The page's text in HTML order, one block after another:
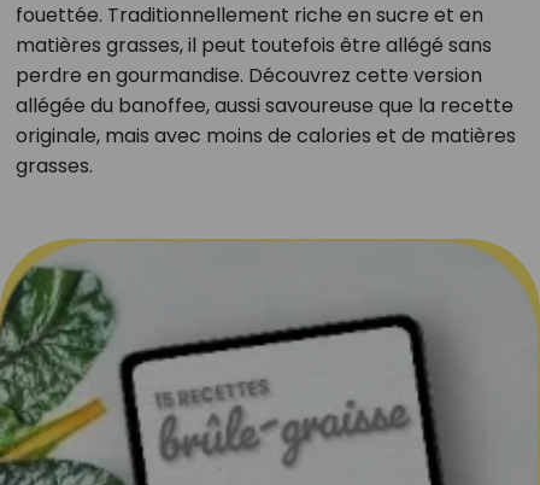
fouettée. Traditionnellement riche en sucre et en
matières grasses, il peut toutefois être allégé sans
perdre en gourmandise. Découvrez cette version
allégée du banoffee, aussi savoureuse que la recette
originale, mais avec moins de calories et de matières
grasses.